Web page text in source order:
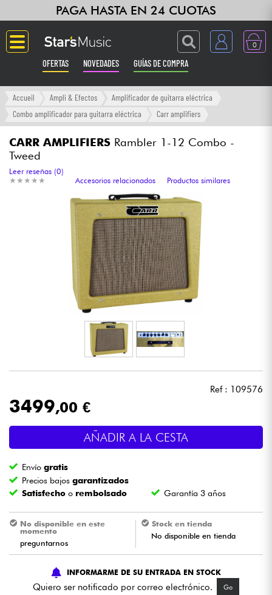
PAGA HASTA EN 24 CUOTAS
0
OFERTAS NOVEDADES GUÍAS DE COMPRA
Langue
Sintetizadores & samplers
Grabación
Auriculares
Luces
Batería y percusión
Vientos
Niños
Cables & Acces.
Accueil Ampli & Efectos
Amplificador de guitarra eléctrica
Combo amplificador para guitarra eléctrica
Carr amplifiers
CARR AMPLIFIERS Rambler 1-12 Combo -
Tweed
★ ★ ★ ★ ★
★ ★ ★ ★ ★
Leer reseñas (0)
Accesorios relacionados
Productos similares
Ref : 109576
3499,00 €
AÑADIR A LA CESTA
Envíogratis
Precios bajosgarantizados
Satisfecho o rembolsado Garantía 3 años
No disponible en este
momento
preguntarnos
Stock en tienda
No disponible en tienda
INFORMARME DE SU ENTRADA EN STOCK
Quiero ser notificado por correo electrónico. Go